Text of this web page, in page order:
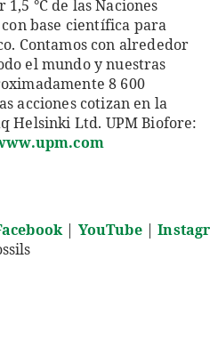
°C de las Naciones
base científica para
Contamos con alrededor
el mundo y nuestras
8 600
acciones cotizan en la
Helsinki Ltd. UPM Biofore:
| YouTube|